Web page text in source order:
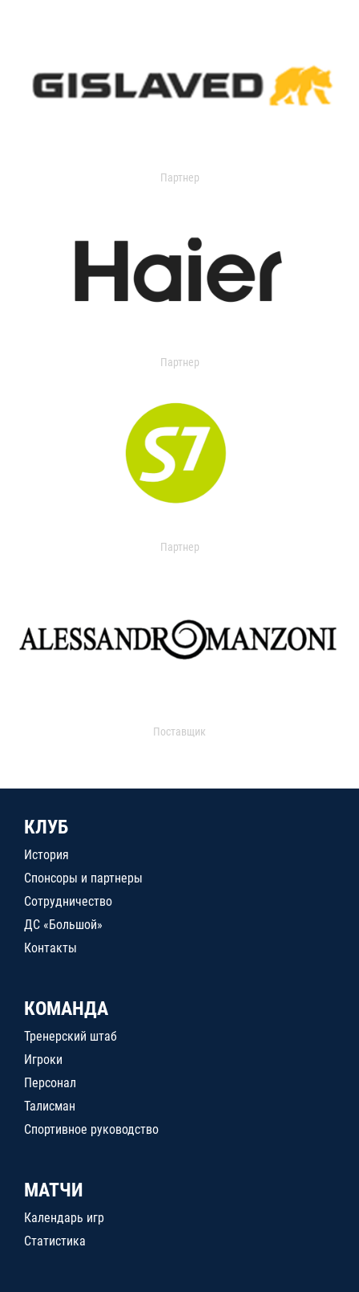
Партнер
Партнер
Партнер
Поставщик
КЛУБ
История
Спонсоры и партнеры
Сотрудничество
ДС «Большой»
Контакты
КОМАНДА
Тренерский штаб
Игроки
Персонал
Талисман
Спортивное руководство
МАТЧИ
Календарь игр
Статистика